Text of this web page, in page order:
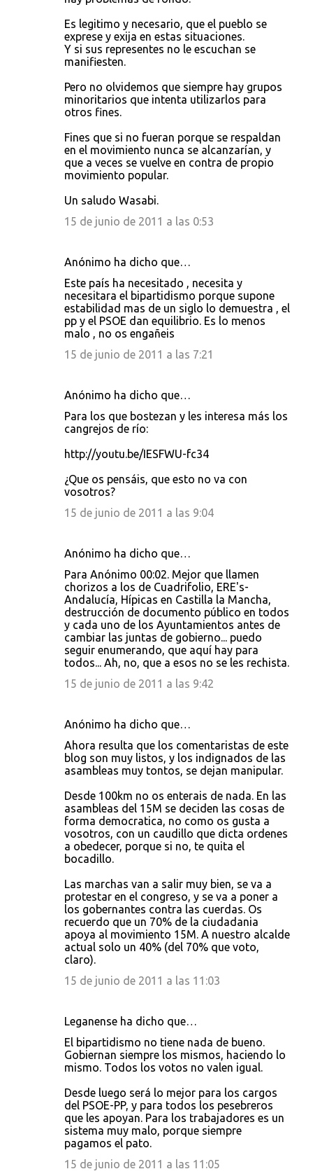
Es legitimo y necesario, que el pueblo se
exprese y exija en estas situaciones.
Y si sus representes no le escuchan se
manifiesten.
Pero no olvidemos que siempre hay grupos
minoritarios que intenta utilizarlos para
otros fines.
Fines que si no fueran porque se respaldan
en el movimiento nunca se alcanzarían, y
que a veces se vuelve en contra de propio
movimiento popular.
Un saludo Wasabi.
15 de junio de 2011 a las 0:53
Anónimo ha dicho que…
Este país ha necesitado , necesita y
necesitara el bipartidismo porque supone
estabilidad mas de un siglo lo demuestra , el
pp y el PSOE dan equilibrio. Es lo menos
malo , no os engañeis
15 de junio de 2011 a las 7:21
Anónimo ha dicho que…
Para los que bostezan y les interesa más los
cangrejos de río:
http://youtu.be/IESFWU-fc34
¿Que os pensáis, que esto no va con
vosotros?
15 de junio de 2011 a las 9:04
Anónimo ha dicho que…
Para Anónimo 00:02. Mejor que llamen
chorizos a los de Cuadrifolio, ERE's-
Andalucía, Hípicas en Castilla la Mancha,
destrucción de documento público en todos
y cada uno de los Ayuntamientos antes de
cambiar las juntas de gobierno... puedo
seguir enumerando, que aquí hay para
todos... Ah, no, que a esos no se les rechista.
15 de junio de 2011 a las 9:42
Anónimo ha dicho que…
Ahora resulta que los comentaristas de este
blog son muy listos, y los indignados de las
asambleas muy tontos, se dejan manipular.
Desde 100km no os enterais de nada. En las
asambleas del 15M se deciden las cosas de
forma democratica, no como os gusta a
vosotros, con un caudillo que dicta ordenes
a obedecer, porque si no, te quita el
bocadillo.
Las marchas van a salir muy bien, se va a
protestar en el congreso, y se va a poner a
los gobernantes contra las cuerdas. Os
recuerdo que un 70% de la ciudadania
apoya al movimiento 15M. A nuestro alcalde
actual solo un 40% (del 70% que voto,
claro).
15 de junio de 2011 a las 11:03
Leganense ha dicho que…
El bipartidismo no tiene nada de bueno.
Gobiernan siempre los mismos, haciendo lo
mismo. Todos los votos no valen igual.
Desde luego será lo mejor para los cargos
del PSOE-PP, y para todos los pesebreros
que les apoyan. Para los trabajadores es un
sistema muy malo, porque siempre
pagamos el pato.
15 de junio de 2011 a las 11:05